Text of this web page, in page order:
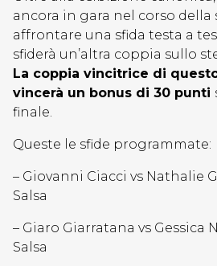
ancora in gara nel corso della
affrontare una sfida testa a
sfiderà un’altra coppia sullo
La coppia vincitrice di
vincerà un bonus di 30 punti
finale.
Queste le sfide programmate:
– Giovanni Ciacci vs Nathalie
Salsa
– Giaro Giarratana vs Gessica
Salsa